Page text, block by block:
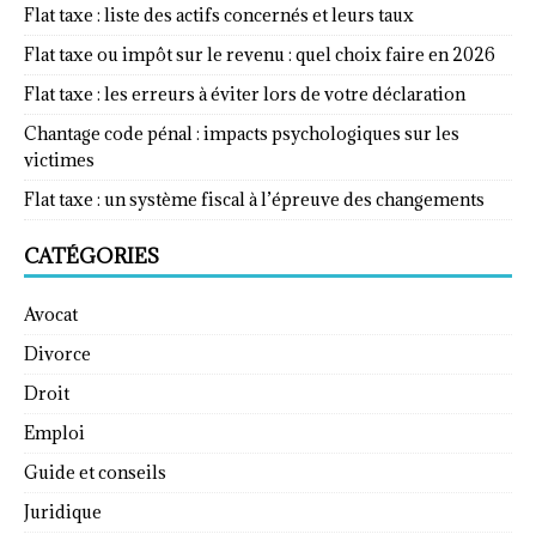
Flat taxe : liste des actifs concernés et leurs taux
Flat taxe ou impôt sur le revenu : quel choix faire en 2026
Flat taxe : les erreurs à éviter lors de votre déclaration
Chantage code pénal : impacts psychologiques sur les
victimes
Flat taxe : un système fiscal à l’épreuve des changements
CATÉGORIES
Avocat
Divorce
Droit
Emploi
Guide et conseils
Juridique